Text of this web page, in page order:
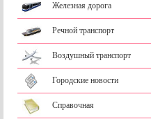
Железная дорога
Речной транспорт
Воздушный транспорт
Городские новости
Справочная